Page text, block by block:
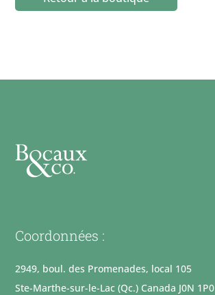
Coordonnées :
2949, boul. des Promenades, local 105
Ste-Marthe-sur-le-Lac (Qc.) Canada J0N 1P0